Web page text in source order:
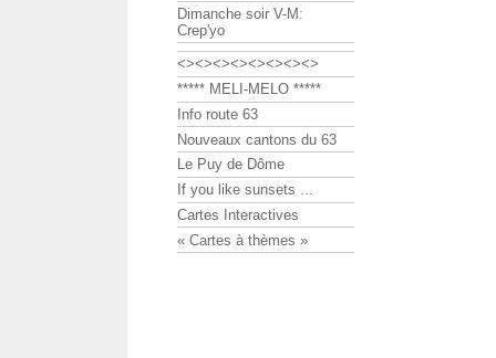
Dimanche soir V-M:
Crep'yo
<><><><><><><><>
***** MELI-MELO *****
Info route 63
Nouveaux cantons du 63
Le Puy de Dôme
If you like sunsets ...
Cartes Interactives
« Cartes à thèmes »